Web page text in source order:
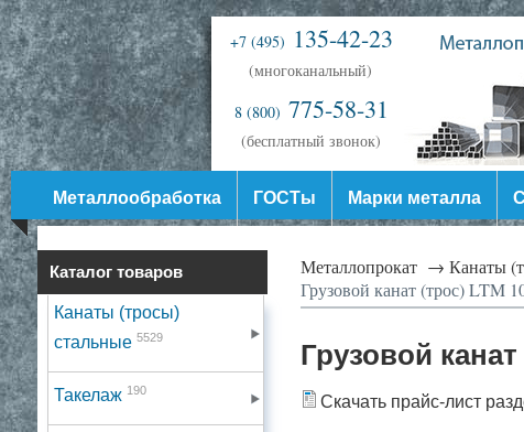
+7 (495) 135-42-23
(многоканальный)
8 (800) 775-58-31
(бесплатный звонок)
Металлообработка ГОСТы Марки металла
Каталог товаров
Канаты (тросы)
стальные 5529
Такелаж 190
Металлопрокат → Канаты
Грузовой канат (трос) LTM
Грузовой
Скачать прайс-лист